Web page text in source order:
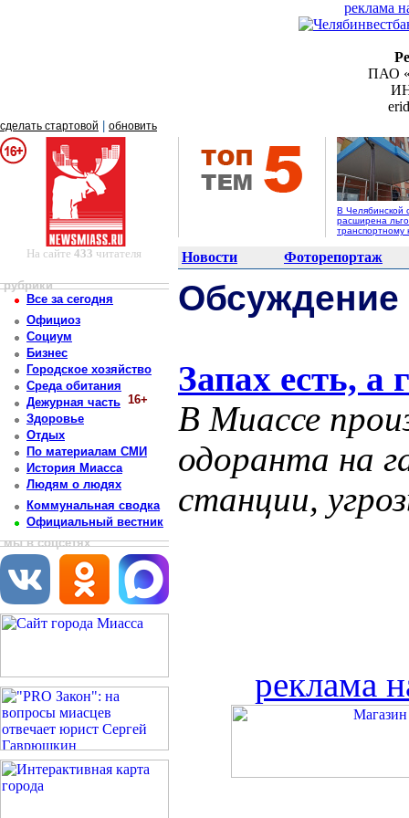
реклама
ПАО
сделать стартовой обновить
В Челябинской
расширена
транспортному
На сайте433 читателя Новости Фоторепортаж
рубрики
Все за сегодня
Официоз
Социум
Бизнес
Городское хозяйство
Среда обитания
Дежурная часть 16+
Здоровье
Отдых
По материалам СМИ
История Миасса
Людям о людях
Коммунальная сводка
Официальный вестник
мы в соцсетях
Запах есть, а
В Миассе
одоранта на
станции,
реклама